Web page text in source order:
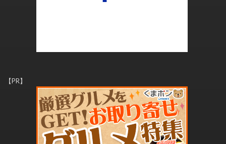
【PR】